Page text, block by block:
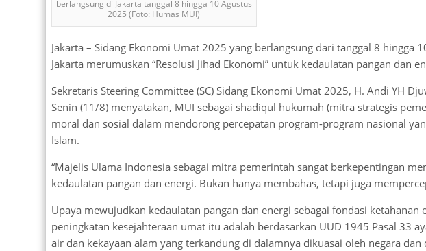
berlangsung di Jakarta tanggal 8 hingga 10 Agustus
2025 (Foto: Humas MUI)
Jakarta – Sidang Ekonomi Umat 2025 yang berlangsung dari tanggal 8 hingga
Jakarta merumuskan “Resolusi Jihad Ekonomi” untuk kedaulatan pangan dan
Sekretaris Steering Committee (SC) Sidang Ekonomi Umat 2025, H. Andi YH
Senin (11/8) menyatakan, MUI sebagai shadiqul hukumah (mitra strategis
moral dan sosial dalam mendorong percepatan program-program nasional
Islam.
“Majelis Ulama Indonesia sebagai mitra pemerintah sangat berkepentingan
kedaulatan pangan dan energi. Bukan hanya membahas, tetapi juga
Upaya mewujudkan kedaulatan pangan dan energi sebagai fondasi ketahanan
peningkatan kesejahteraan umat itu adalah berdasarkan UUD 1945 Pasal 33
air dan kekayaan alam yang terkandung di dalamnya dikuasai oleh negara